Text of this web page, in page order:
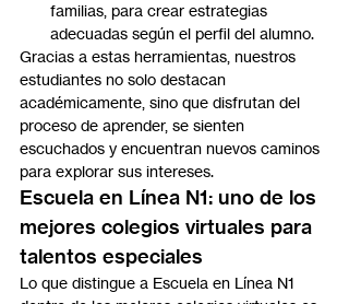
familias, para crear estrategias
adecuadas según el perfil del alumno.
Gracias a estas herramientas, nuestros
estudiantes no solo destacan
académicamente, sino que disfrutan del
proceso de aprender, se sienten
escuchados y encuentran nuevos caminos
para explorar sus intereses.
Escuela en Línea N1: uno de los
mejores colegios virtuales para
talentos especiales
Lo que distingue a Escuela en Línea N1